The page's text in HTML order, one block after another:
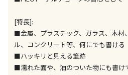
同時購入が可能です
午前9時までのご注文確定
出荷いたします。
ただし、メーカーの営業日
[特長]:
■金属、プラスチック、ガラス、木材
ル、コンクリート等、何にでも書ける
■ハッキリと見える筆跡
■濡れた面や、油のついた物にも書け